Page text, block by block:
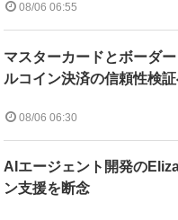
08/06 06:55
マスターカードとボーダ
ルコイン決済の信頼性検
08/06 06:30
AIエージェント開発の
ン支援を断念